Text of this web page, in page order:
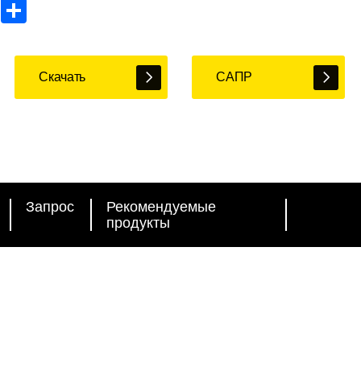
Share
Скачать САПР
Запрос
Рекомендуемые
продукты